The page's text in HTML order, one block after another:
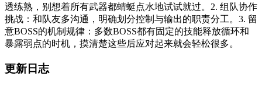
透练熟，别想着所有武器都蜻蜓点水地试试就过。2. 组队协作
挑战：和队友多沟通，明确划分控制与输出的职责分工。3. 留
意BOSS的机制规律：多数BOSS都有固定的技能释放循环和
暴露弱点的时机，摸清楚这些后应对起来就会轻松很多。
更新日志